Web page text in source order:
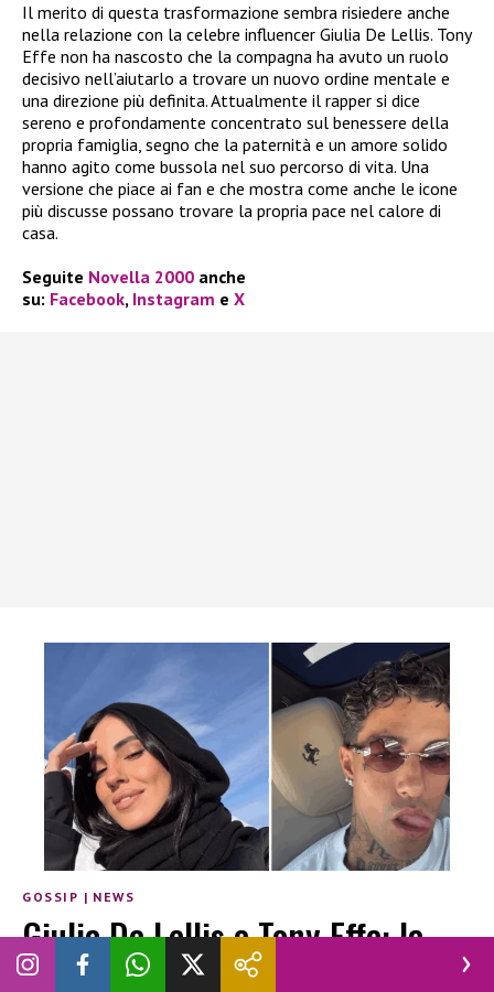
Il merito di questa trasformazione sembra risiedere anche
nella relazione con la celebre influencer Giulia De Lellis. Tony
Effe non ha nascosto che la compagna ha avuto un ruolo
decisivo nell’aiutarlo a trovare un nuovo ordine mentale e
una direzione più definita. Attualmente il rapper si dice
sereno e profondamente concentrato sul benessere della
propria famiglia, segno che la paternità e un amore solido
hanno agito come bussola nel suo percorso di vita. Una
versione che piace ai fan e che mostra come anche le icone
più discusse possano trovare la propria pace nel calore di
casa.
Seguite Novella 2000 anche
su: Facebook, Instagram e X
GOSSIP | NEWS
Giulia De Lellis e Tony Effe: la
verità sulla presunta crisi a St.